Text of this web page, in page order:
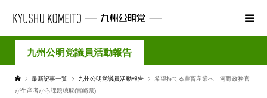
九州公明党議員活動報告
最新記事一覧 九州公明党議員活動報告
希望持てる農畜産業へ 河野政務官
が生産者から課題聴取(宮崎県)